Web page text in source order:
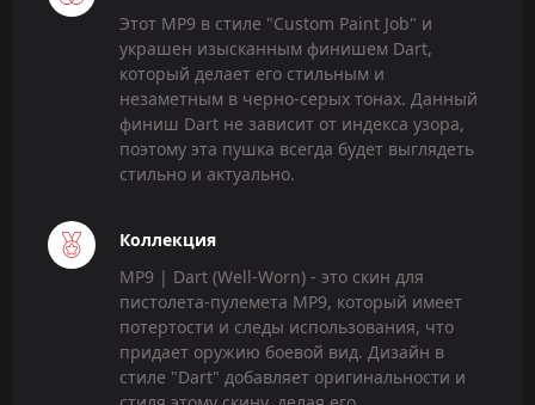
Этот MP9 в стиле "Custom Paint Job" и
украшен изысканным финишем Dart,
который делает его стильным и
незаметным в черно-серых тонах. Данный
финиш Dart не зависит от индекса узора,
поэтому эта пушка всегда будет выглядеть
стильно и актуально.
Коллекция
MP9 | Dart (Well-Worn) - это скин для
пистолета-пулемета MP9, который имеет
потертости и следы использования, что
придает оружию боевой вид. Дизайн в
стиле "Dart" добавляет оригинальности и